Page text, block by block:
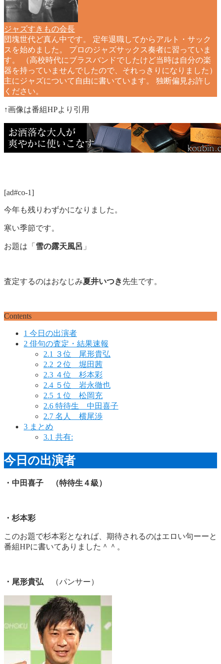
ジャズすきもの会長
団塊世代ど真ん中です。 定年退職してからアルト・サック
スを始めました。 プロのジャズサックス奏者に習っていま
す。 （高校時代にブラスバンドでしたけど当時は自分の楽
器を持っていませんでしたので、それっきりになりました）
主にジャズについて自由に書いています。 独断偏見お許し
ください。
↑画像は番組HPより引用
[ad#co-1]
今年も残りわずかになりました。
寒い季節です。
お題は「 雪の露天風呂 」
査定するのはおなじみ夏井いつき先生です。
Contents
1 今日の出演者
2 俳句の査定・結果速報
2.1
３位 尾形貴弘
2.2 ２位 堀田茜
2.3 ４位 杉本彩
2.4 ５位 岩永徹也
2.5 １位 松岡充
2.6 特待生 中田喜子
2.7 名人 横尾渉
3 まとめ
3.1 共有:
今日の出演者
・中田喜子 （特待生４級）
・杉本彩
このお題で杉本彩となれば、期待されるのはエロい句ーーと
番組HPに書いてありました＾＾。
・尾形貴弘 （パンサー）